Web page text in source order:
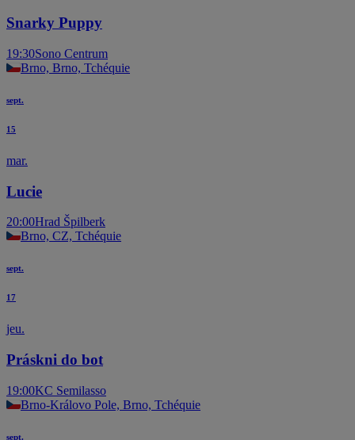
Snarky Puppy
19:30Sono Centrum
Brno, Brno, Tchéquie
sept.
15
mar.
Lucie
20:00Hrad Špilberk
Brno, CZ, Tchéquie
sept.
17
jeu.
Práskni do bot
19:00KC Semilasso
Brno-Královo Pole, Brno, Tchéquie
sept.